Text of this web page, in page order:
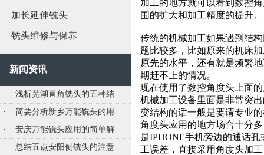
加长延伸铣头
铣头维修与保养
新闻资讯
·
浅析芜湖直角铣头的五种结
·
简要分析新乡万能铣头的用
·
安庆万能铣头应用的简单解
·
总结五点安阳侧铣头的注意
加工的地方就可以看到数控
围的扩大和加工精度的提升。
传统的机械加工如果遇到结
题比较多，比如原来的机床
原先的水平，还有就是频繁
期赶不上的情况。
现在使用了数控角度头上面
机械加工设备里面是非常突
变结构的话一般是要请专业
角度头应用的地方场合十分
是IPHONE手机旁边的通话
工误差，直接采用角度头加